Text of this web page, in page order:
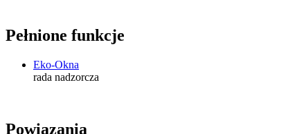
Pełnione funkcje
Eko-Okna
rada nadzorcza
Powiązania